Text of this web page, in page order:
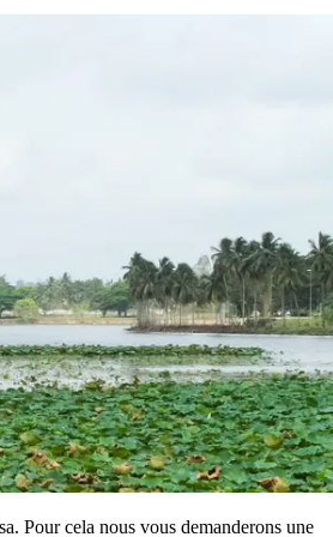
Pour cela nous vous demanderons une